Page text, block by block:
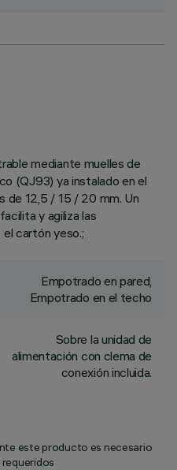
mediante muelles de
(QJ93) ya instalado en el
12,5 / 15 / 20 mm. Un
y agiliza las
cartón yeso.;
Empotrado en pared,
Empotrado en el techo
Sobre la unidad de
alimentación con clema de
conexión incluida.
este producto es necesario